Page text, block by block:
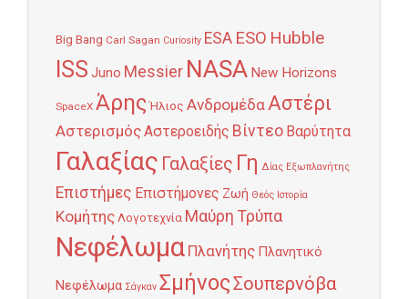
Big Bang Carl Sagan Curiosity ESA ESO Hubble
ISS Juno Messier NASA New Horizons
SpaceX Άρης Ήλιος ΑνδρομέδαΑστέρι
ΑστερισμόςΑστεροειδής Βίντεο Βαρύτητα
Γαλαξίας Γαλαξίες Γη Δίας Εξωπλανήτης
Επιστήμες Επιστήμονες Ζωή Θεός Ιστορία
Κομήτης Λογοτεχνία Μαύρη Τρύπα
Νεφέλωμα Πλανήτης Πλανητικό
Νεφέλωμα Σάγκαν ΣμήνοςΣουπερνόβα